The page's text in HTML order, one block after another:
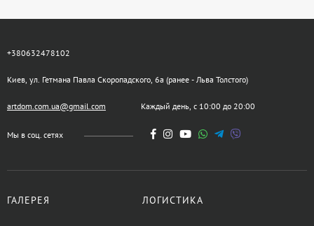
+380632478102
Киев, ул. Гетмана Павла Скоропадского, 6а (ранее - Льва Толстого)
artdom.com.ua@gmail.com Каждый день, с 10:00 до 20:00
Мы в соц. сетях
ГАЛЕРЕЯ ЛОГИСТИКА